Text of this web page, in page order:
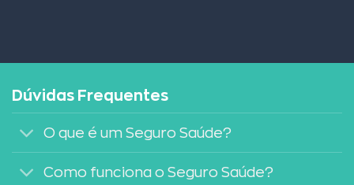
Dúvidas Frequentes
O que é um Seguro Saúde?
Como funciona o Seguro Saúde?